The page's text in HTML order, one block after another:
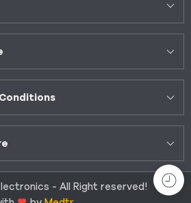
- All Right reserved!